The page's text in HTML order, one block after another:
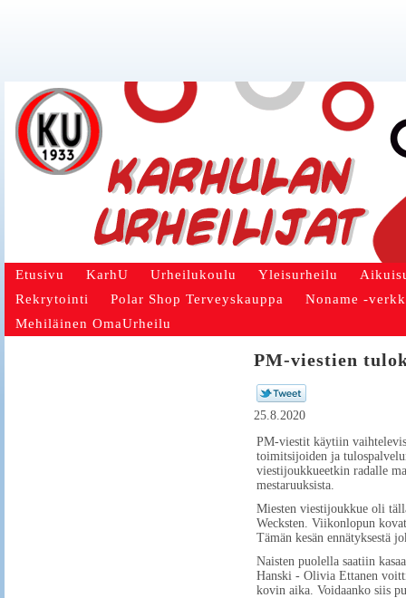
Etusivu KarhU Urheilukoulu Yleisurheilu
Rekrytointi
Polar Shop Terveyskauppa
Noname -
Mehiläinen OmaUrheilu
PM-viestien
25.8.2020
PM-viestit käytiin
toimitsijoiden ja
viestijoukkueetkin radalle
mestaruuksista.
Miesten viestijoukkue oli
Wecksten. Viikonlopun
Tämän kesän ennätyksestä
Naisten puolella saatiin
Hanski - Olivia Ettanen
kovin aika. Voidaanko siis